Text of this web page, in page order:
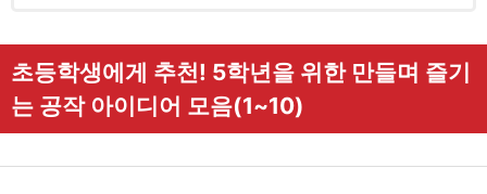
초등학생에게 추천! 5학년을 위한 만들며 즐기
는 공작 아이디어 모음(1~10)